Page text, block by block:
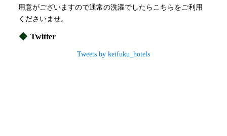
用意がございますので通常の洗濯でしたらこちらをご利用
くださいませ。
Twitter
Tweets by keifuku_hotels